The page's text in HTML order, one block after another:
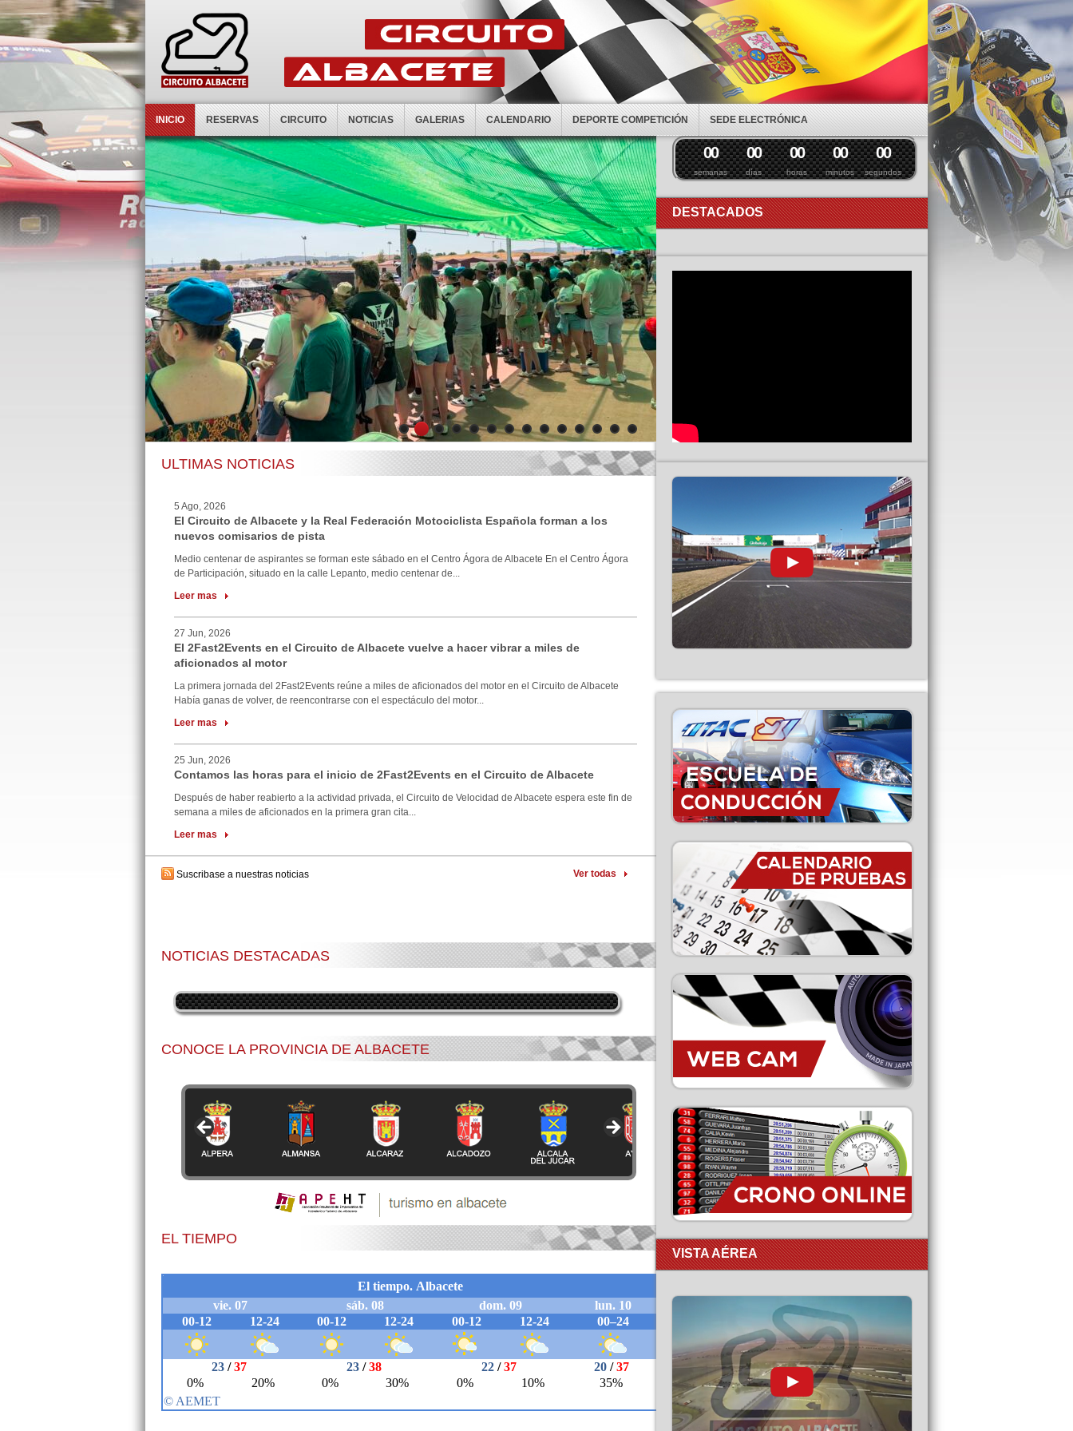
INICIO RESERVAS CIRCUITO NOTICIAS GALERIAS CALENDARIO DEPORTE COMPETICIÓN SEDE ELECTRÓNICA
1 2 3 4 5 6 7 8 9 10 11 12 13 14
ULTIMAS NOTICIAS
5 Ago, 2026
El Circuito de Albacete y la Real Federación Motociclista Española forman a los
nuevos comisarios de pista
Medio centenar de aspirantes se forman este sábado en el Centro Ágora de Albacete En el Centro Ágora
de Participación, situado en la calle Lepanto, medio centenar de...
Leer mas
27 Jun, 2026
El 2Fast2Events en el Circuito de Albacete vuelve a hacer vibrar a miles de
aficionados al motor
La primera jornada del 2Fast2Events reúne a miles de aficionados del motor en el Circuito de Albacete
Había ganas de volver, de reencontrarse con el espectáculo del motor...
Leer mas
25 Jun, 2026
Contamos las horas para el inicio de 2Fast2Events en el Circuito de Albacete
Después de haber reabierto a la actividad privada, el Circuito de Velocidad de Albacete espera este fin de
semana a miles de aficionados en la primera gran cita...
Leer mas
Ver todas
Suscribase a nuestras noticias
NOTICIAS DESTACADAS
CONOCE LA PROVINCIA DE ALBACETE
EL TIEMPO
semanas
00
días
00
horas
00
minutos
00
segundos
00
DESTACADOS
VISTA AÉREA